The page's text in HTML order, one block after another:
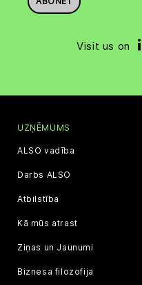
Visit us on
UZŅĒMUMS
ALSO vadība
Darbs ALSO
Atbilstība
Kā mūs atrast
Ziņas un Jaunumi
Biznesa filozofija